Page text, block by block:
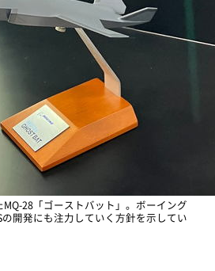
28「ゴーストバット」。ボーイング
開発にも注力していく方針を示してい